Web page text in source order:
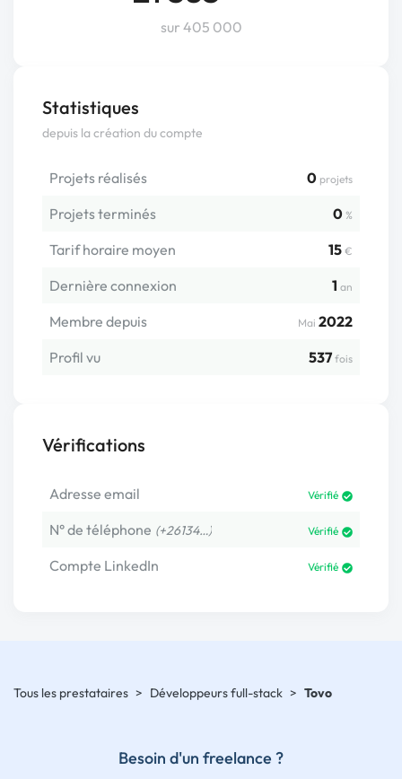
sur 405 000
Statistiques
depuis la création du compte
Projets réalisés 0 projets
Projets terminés 0 %
Tarif horaire moyen 15 €
Dernière connexion 1 an
Membre depuis Mai 2022
Profil vu
537 fois
Vérifications
Adresse email Vérifié
N° de téléphone (+26134…) Vérifié
Compte LinkedIn Vérifié
Tous les prestataires > Développeurs full-stack > Tovo
Besoin d'un freelance ?